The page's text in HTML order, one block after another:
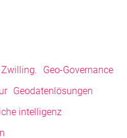
Geo-Governance
Geodatenlösungen
intelligenz